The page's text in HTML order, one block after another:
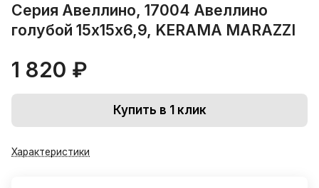
Серия Авеллино, 17004 Авеллино
голубой 15х15х6,9, KERAMA MARAZZI
1 820 ₽
Купить в 1 клик
Характеристики